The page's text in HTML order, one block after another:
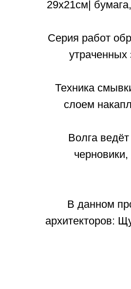
29х21см|
Серия работ
Техника
слоем
Волга
В данном
архитекторов: